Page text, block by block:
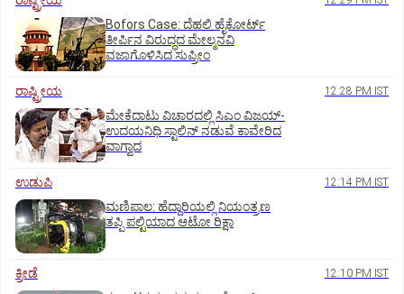
Bofors Case: ದೆಹಲಿ ಹೈಕೋರ್ಟ್‌
ತೀರ್ಪಿನ ವಿರುದ್ಧದ ಮೇಲ್ಮನವಿ
ವಜಾಗೊಳಿಸಿದ ಸುಪ್ರೀಂ
ರಾಷ್ಟ್ರೀಯ 12:28 PM IST
ಮೇಕೆದಾಟು ವಿಚಾರದಲ್ಲಿ ಸಿಎಂ ವಿಜಯ್-
ಉದಯನಿಧಿ ಸ್ಟಾಲಿನ್ ನಡುವೆ ಕಾವೇರಿದ
ವಾಗ್ವಾದ
ಉಡುಪಿ 12:14 PM IST
ಮಣಿಪಾಲ: ಹೆದ್ದಾರಿಯಲ್ಲಿ ನಿಯಂತ್ರಣ
ತಪ್ಪಿ ಪಲ್ಟಿಯಾದ ಆಟೋ ರಿಕ್ಷಾ
ಕ್ರೀಡೆ 12:10 PM IST